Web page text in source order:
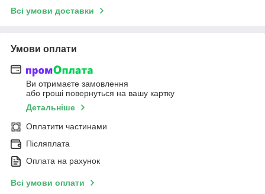
Всі умови доставки
Умови оплати
Ви отримаєте замовлення
або гроші повернуться на вашу картку
Детальніше
Оплатити частинами
Післяплата
Оплата на рахунок
Всі умови оплати